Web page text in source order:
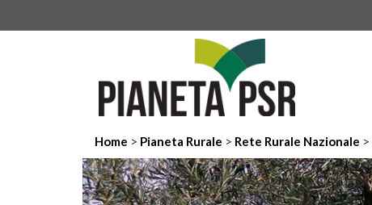
Home > Pianeta Rurale > Rete Rurale Nazionale >